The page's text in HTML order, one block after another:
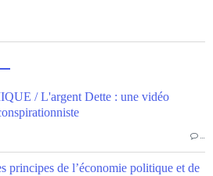
/ L'argent Dette : une vidéo
…
de l’économie politique et de